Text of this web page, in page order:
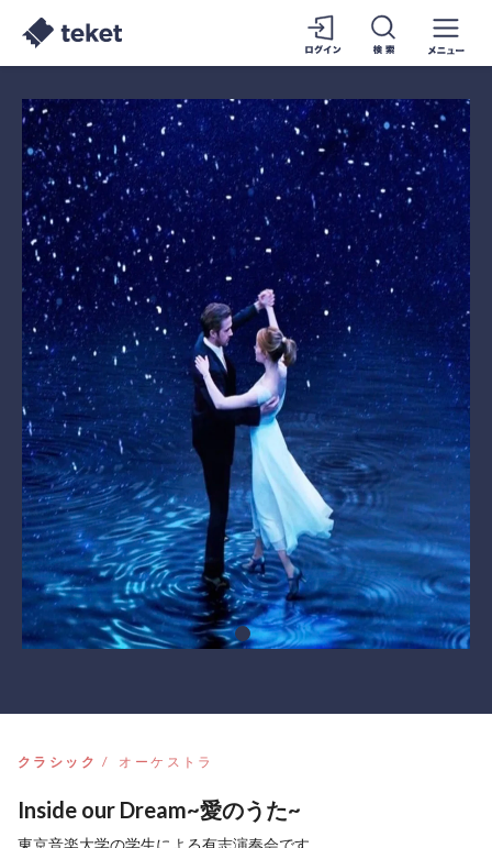
クラシック オーケストラ
Inside our Dream~愛のうた~
東京音楽大学の学生による有志演奏会です